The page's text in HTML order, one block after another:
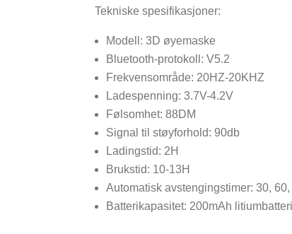
Tekniske spesifikasjoner:
Modell: 3D øyemaske
Bluetooth-protokoll: V5.2
Frekvensområde: 20HZ-20KHZ
Ladespenning: 3.7V-4.2V
Følsomhet: 88DM
Signal til støyforhold: 90db
Ladingstid: 2H
Brukstid: 10-13H
Automatisk avstengingstimer: 30,
Batterikapasitet: 200mAh litiumbatteri